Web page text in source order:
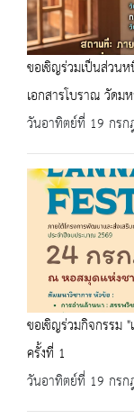
ขอเชิญร่วมเป็นส่วน
เอกสารโบราณ วัด
วันอาทิตย์ที่ 19 กร
ขอเชิญร่วมกิจกรรม
ครั้งที่ 1
วันอาทิตย์ที่ 19 กร